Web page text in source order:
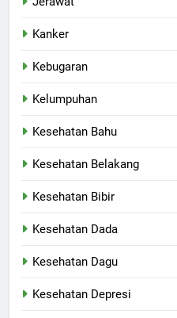
Kanker
Kebugaran
Kelumpuhan
Kesehatan Bahu
Kesehatan Belakang
Kesehatan Bibir
Kesehatan Dada
Kesehatan Dagu
Kesehatan Depresi